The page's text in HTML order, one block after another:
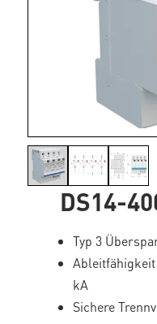
DS14-
Typ 3
kA
Sichere